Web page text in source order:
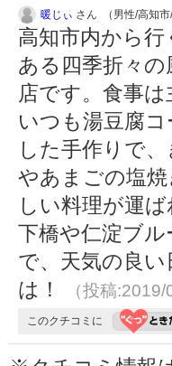
暖じぃ さん （男性/高知市/
高知市内から
ある四季折々
店です。食事
いつも湯豆腐
した手作りで
やあまごの塩
しい料理が運
下橋や仁淀ブ
で、天気の良
は！
（投稿
このクチコミに